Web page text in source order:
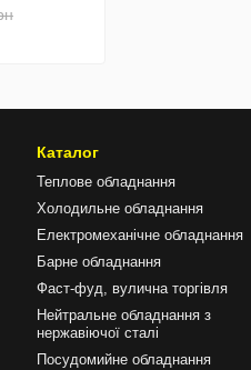
Каталог
Теплове обладнання
Холодильне обладнання
Електромеханічне обладнання
Барне обладнання
Фаст-фуд, вулична торгівля
Нейтральне обладнання з
нержавіючої сталі
Посудомийне обладнання